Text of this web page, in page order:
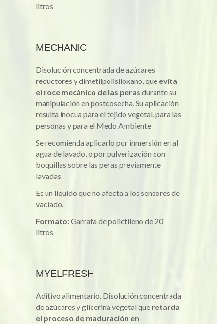
litros
MECHANIC
Disolución concentrada de azúcares
reductores y dimetilpolisiloxano, que evita
el roce mecánico de las peras durante su
manipulación en postcosecha. Su aplicación
resulta inocua para el tejido vegetal, para las
personas y para el Medo Ambiente
Se recomienda aplicarlo por inmersión en al
agua de lavado, o por pulverización con
boquillas sobre las peras previamente
lavadas.
Es un líquido que no afecta a los sensores de
vaciado.
Formato:Garrafa de polietileno de 20
litros
MYELFRESH
Aditivo alimentario. Disolución concentrada
de azúcares y glicerina vegetal que retarda
el proceso de maduración en